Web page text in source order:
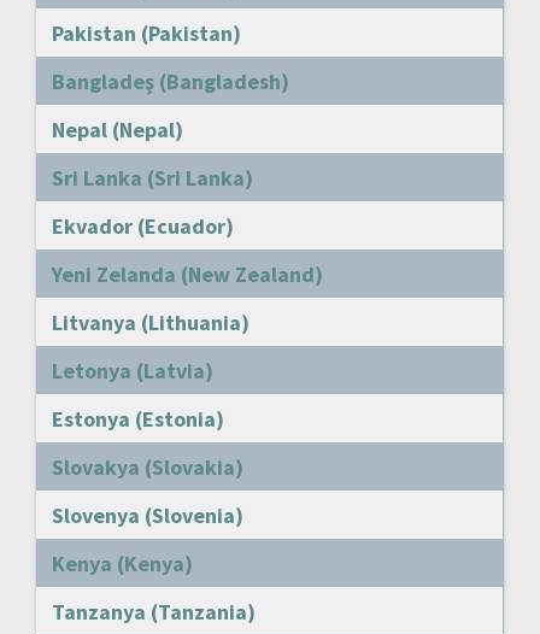
Pakistan (Pakistan)
Bangladeş (Bangladesh)
Nepal (Nepal)
Sri Lanka (Sri Lanka)
Ekvador (Ecuador)
Yeni Zelanda (New Zealand)
Litvanya (Lithuania)
Letonya (Latvia)
Estonya (Estonia)
Slovakya (Slovakia)
Slovenya (Slovenia)
Kenya (Kenya)
Tanzanya (Tanzania)